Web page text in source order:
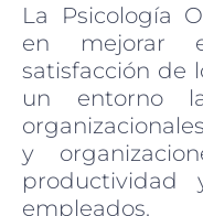
La Psicología
en mejorar
satisfacción de
un entorno
y
empleados.